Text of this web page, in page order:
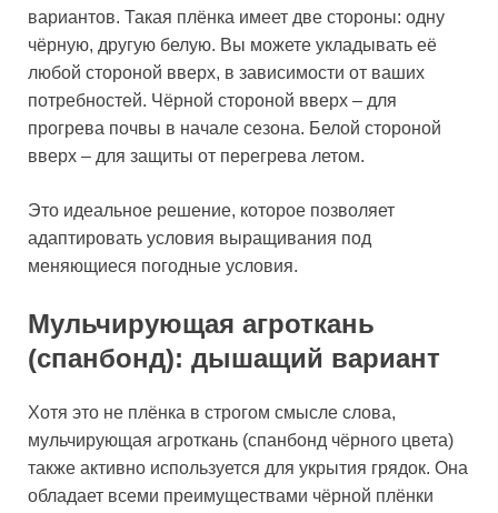
вариантов. Такая плёнка имеет две стороны: одну
чёрную, другую белую. Вы можете укладывать её
любой стороной вверх, в зависимости от ваших
потребностей. Чёрной стороной вверх – для
прогрева почвы в начале сезона. Белой стороной
вверх – для защиты от перегрева летом.
Это идеальное решение, которое позволяет
адаптировать условия выращивания под
меняющиеся погодные условия.
Мульчирующая агроткань
(спанбонд): дышащий вариант
Хотя это не плёнка в строгом смысле слова,
мульчирующая агроткань (спанбонд чёрного цвета)
также активно используется для укрытия грядок. Она
обладает всеми преимуществами чёрной плёнки